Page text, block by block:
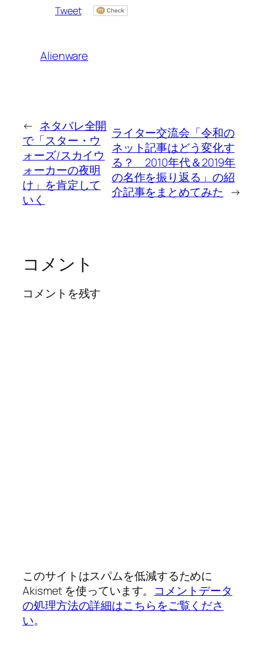
Tweet
Alienware
← ネタバレ全開
で「スター・ウ
ォーズ/スカイウ
ォーカーの夜明
け」を肯定して
いく
ライター交流会「令和の
ネット記事はどう変化す
る？ 2010年代＆2019年
の名作を振り返る」の紹
介記事をまとめてみた →
コメント
コメントを残す
このサイトはスパムを低減するために
Akismet を使っています。 コメントデータ
の処理方法の詳細はこちらをご覧くださ
い。